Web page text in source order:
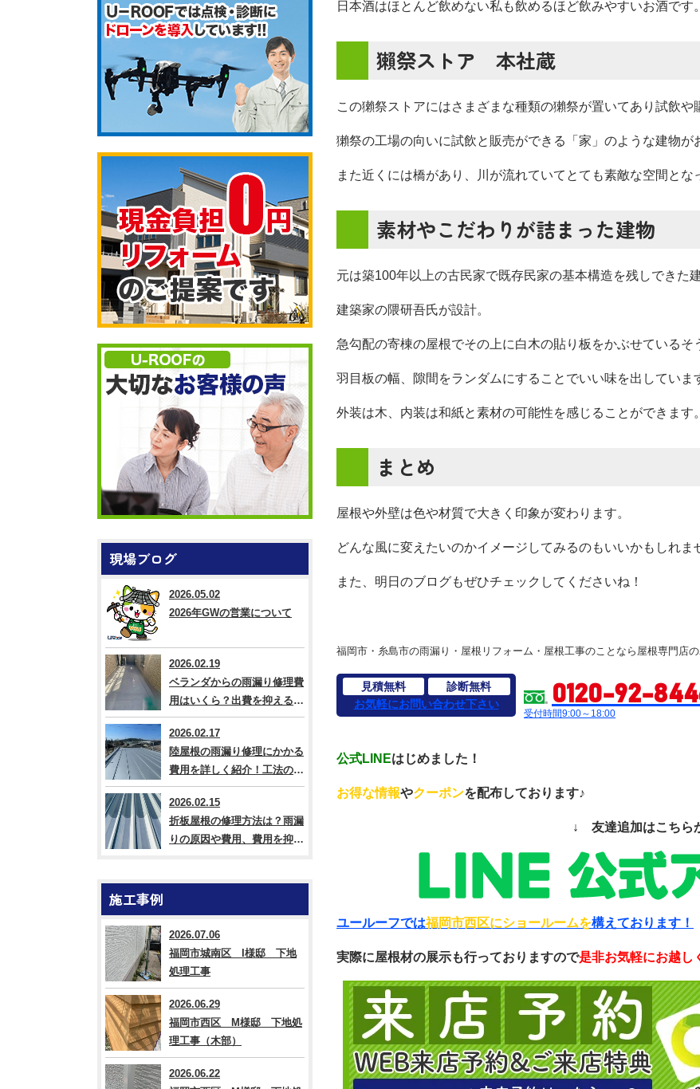
日本酒はほとんど飲めない私も飲めるほど飲みやすいお酒です。
獺祭ストア 本社蔵
この獺祭ストアにはさまざまな種類の獺祭が置いてあり試飲や
獺祭の工場の向いに試飲と販売ができる「家」のような建物が
また近くには橋があり、川 が流れていてとても素敵な空間とな
素材やこだわりが詰まった建物
元は築100年以上の古民家で既存民家の基本構造を残しできた建
建築家の隈研吾氏が設計。
急勾配の寄棟の屋根でその上に白木の貼り板をかぶせているそ
羽目板の幅、隙間をランダムにすることでいい味を出していま
外装は木、内装は和紙と素材の可能性を感じることができます。
まとめ
屋根や外壁は色や材質で大きく印象が変わります。
どんな風に変えたいのかイメージしてみるのもいいかもしれま
また、明日のブログもぜひチェックしてくださいね！
福岡市・糸島市の雨漏り・屋根リフォーム・屋根工事のことなら屋根専門店
見積無料
診断無料
お気軽にお問い合わせ下さい
0120-92-
受付時間9:00～18:00
公式LINEはじめました！
お得な情報やクーポンを配布しております♪
↓ 友達追加はこち
ユールーフでは福岡市西区にショールームを構えております！
実際に屋根材の展示も行っておりますので是非お気軽にお越し
現場ブログ
2026.05.02
2026年GWの営業について
2026.02.19
ベランダからの雨漏り修理費
用はいくら？出費を抑える方
法なども解説
2026.02.17
陸屋根の雨漏り修理にかかる
費用を詳しく紹介！工法の違
いも解説
2026.02.15
折板屋根の修理方法は？雨漏
りの原因や費用、費用を抑え
施工事例
2026.07.06
福岡市城南区 I様邸 下地
処理工事
2026.06.29
福岡市西区 M様邸 下地処
理工事（木部）
2026.06.22